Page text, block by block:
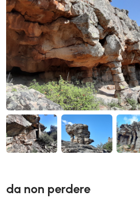
da non perdere